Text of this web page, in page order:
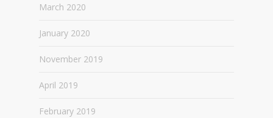
March 2020
January 2020
November 2019
April 2019
February 2019